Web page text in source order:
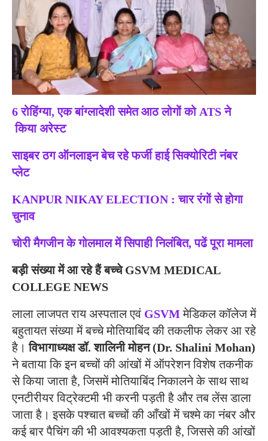
6 रोहिंग्या, एक बांग्लादेशी समेत आठ लोगों को ATS ने
किया अरेस्ट
साइबर ठग ऑनलाइन बेच रहे फर्जी हाई सिक्योरिटी नंबर
प्लेट
KANPUR NIKAY ELECTION : चार रंगों से होगा
चुनाव
चोरी मैगजीन के गोलमाल में सिपाही निलंबित, पढें पूरा मामला
बड़ी संख्या में आ रहे हैं बच्चे GSVM MEDICAL
COLLEGE NEWS
लाला लाजपत राय अस्पताल एवं GSVMमेडिकल कॉलेज में
बहुतायत संख्या में बच्चे मोतियाबिंद की तकलीफ लेकर आ रहे
है।विभागाध्यक्ष डॉ. शालिनी मोहन (Dr. Shalini Mohan)
ने बताया कि इन बच्चों की आंखों में ऑपरेशन विशेष तकनीक
से किया जाता है, जिसमें मोतियाबिंद निकालने के साथ साथ
एनटीरीयर विट्रेक्टमी भी करनी पड़ती है और तब लेंस डाला
जाता है। इसके पश्चात बच्चों की आँखों में चश्मे का नंबर और
कई बार पैचिंग की भी आवश्यकता पड़ती है, जिससे की आंखों